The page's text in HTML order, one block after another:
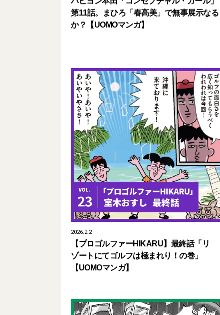
第11話。まひろ「春高美」で無事展示なる
か？【UOMOマンガ】
2026.2.2
【プロゴルファーHIKARU】最終話「リ
ゾートにてゴルフは極まれり！の巻」
【UOMOマンガ】